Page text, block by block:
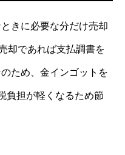
きに必要な分だけ売却
却であれば支払調書を
ため、金インゴットを
負担が軽くなるため節